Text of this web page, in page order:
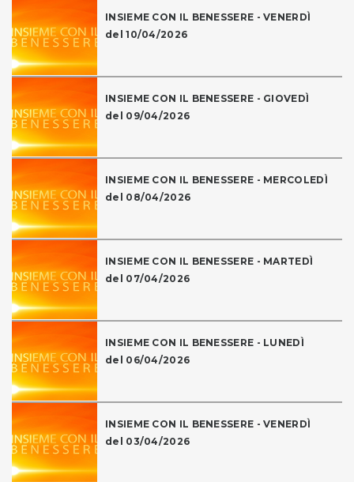
INSIEME CON IL BENESSERE - VENERDÌ
del 10/04/2026
INSIEME CON IL BENESSERE - GIOVEDÌ
del 09/04/2026
INSIEME CON IL BENESSERE - MERCOLEDÌ
del 08/04/2026
INSIEME CON IL BENESSERE - MARTEDÌ
del 07/04/2026
INSIEME CON IL BENESSERE - LUNEDÌ
del 06/04/2026
INSIEME CON IL BENESSERE - VENERDÌ
del 03/04/2026